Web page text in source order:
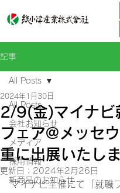
記事
All Posts
会社お知らせ
メディア
採用情報
新商品のお知らせ
All Posts
2/9(金)マイナビ
フェア@メッセ
重に出展いたし
2024年1月30日
更新日： 2024年2月26日
マイナビ主催にて「就職